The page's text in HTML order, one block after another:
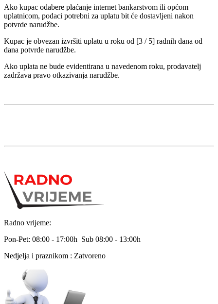
Ako kupac odabere plaćanje internet bankarstvom ili općom
uplatnicom, podaci potrebni za uplatu bit će dostavljeni nakon
potvrde narudžbe.
Kupac je obvezan izvršiti uplatu u roku od [3 / 5] radnih dana od
dana potvrde narudžbe.
Ako uplata ne bude evidentirana u navedenom roku, prodavatelj
zadržava pravo otkazivanja narudžbe.
Radno vrijeme:
Pon-Pet: 08:00 - 17:00h Sub 08:00 - 13:00h
Nedjelja i praznikom : Zatvoreno